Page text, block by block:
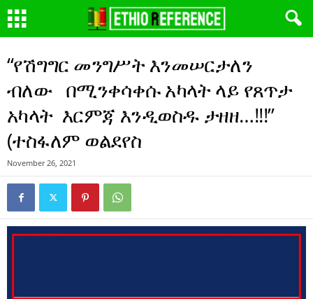
“የሽግግር መንግሥት እንመሠርታለን
ብለው በሚንቀሳቀሱ አካላት ላይ የጸጥታ
አካላት እርምጃ እንዲወስዱ ታዘዘ…!!!”
(ተስፋለም ወልደየስ
November 26, 2021